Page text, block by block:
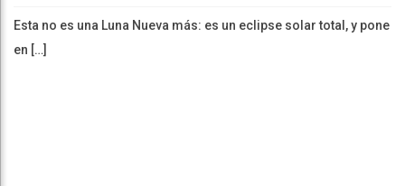
Esta no es una Luna Nueva más: es un eclipse solar total, y pone
en […]